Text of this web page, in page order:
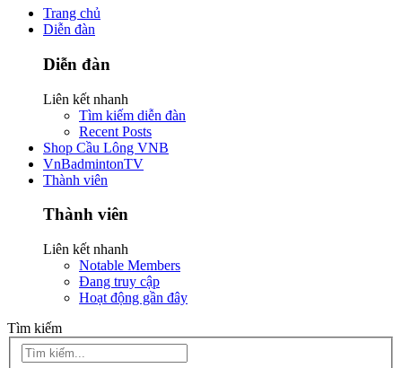
Trang chủ
Diễn đàn
Diễn đàn
Liên kết nhanh
Tìm kiếm diễn đàn
Recent Posts
Shop Cầu Lông VNB
VnBadmintonTV
Thành viên
Thành viên
Liên kết nhanh
Notable Members
Đang truy cập
Hoạt động gần đây
Tìm kiếm